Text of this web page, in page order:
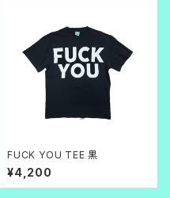
FUCK YOU TEE 黒
¥4,200